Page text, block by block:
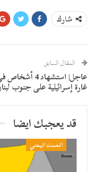
شارك
المقال السابق
عاجل| استشهاد 4
غارة إسرائيلية على جنوب
قد يعجبك ايضا
المساء اليمني